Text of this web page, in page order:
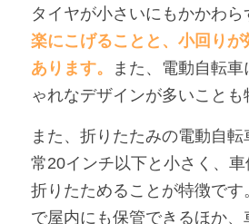
タイヤが小さいにもかかわら
楽にこげることと、小回り
あります。
また、電動自転
ゃれなデザインが多いことも
また、折りたたみの電動自
常20インチ以下と小さく、
折りたためることが特徴です
で屋内にも保管できるほか